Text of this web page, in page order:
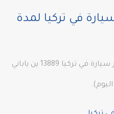
في تركيا لمدة
في الحقيقة​​، تبلغ تكلفة استئجار سيارة في تركيا 13889 ين ياباني